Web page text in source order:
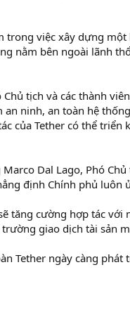
trong việc xây dựng
nằm bên ngoài lãnh
tịch và các thành
ninh, an toàn hệ
của Tether có thể
Dal Lago, Phó
định Chính phủ luôn
tăng cường hợp tác
giao dịch tài sản
Tether ngày càng phát